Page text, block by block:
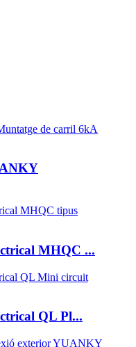
MHQC ...
QL Pl...